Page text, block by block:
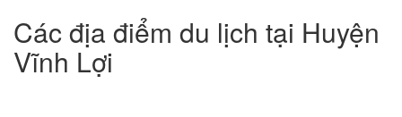
Các địa điểm du lịch tại Huyện
Vĩnh Lợi